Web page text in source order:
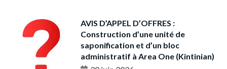
AVIS D’APPEL D’OFFRES :
Construction d’une unité de
saponification et d’un bloc
administratif à Area One (Kintinian)